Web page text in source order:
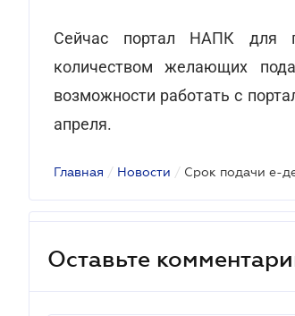
Сейчас портал НАПК для
количеством желающих
возможности работать с
апреля.
Главная / Новости / Срок подачи е-
Оставьте